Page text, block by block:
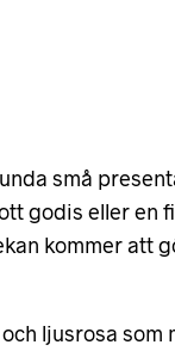
små
godis eller en
kommer att
ljusrosa som